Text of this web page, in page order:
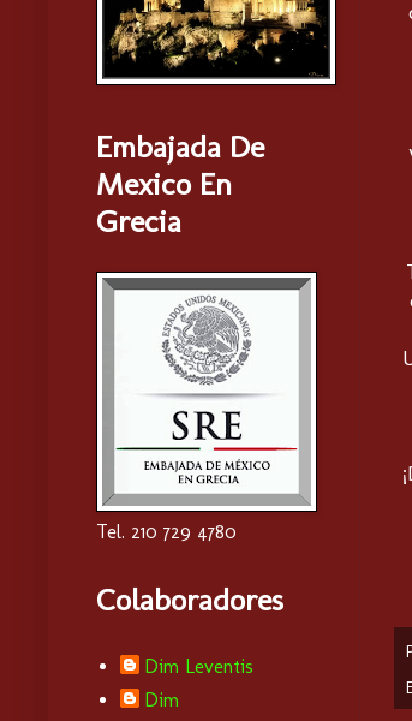
Embajada De
Mexico En
Grecia
Tel. 210 729 4780
Colaboradores
Dim Leventis
Dim